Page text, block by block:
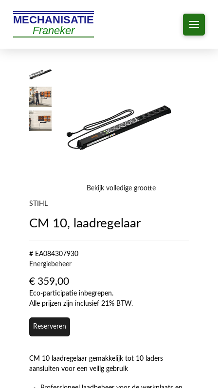
MECHANISATIE
Franeker
Bekijk volledige grootte
STIHL
CM 10, laadregelaar
# EA084307930
Energiebeheer
€ 359,00
Eco-participatie inbegrepen.
Alle prijzen zijn inclusief 21% BTW.
Reserveren
CM 10 laadregelaar gemakkelijk tot 10 laders
aansluiten voor een veilig gebruik